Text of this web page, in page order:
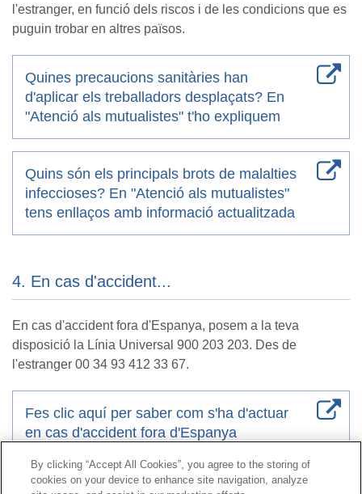
l'estranger, en funció dels riscos i de les condicions que es
puguin trobar en altres països.
Quines precaucions sanitàries han
d'aplicar els treballadors desplaçats? En
"Atenció als mutualistes" t'ho expliquem
Quins són els principals brots de malalties
infeccioses? En "Atenció als mutualistes"
tens enllaços amb informació actualitzada
4. En cas d'accident...
En cas d'accident fora d'Espanya, posem a la teva
disposició la Línia Universal 900 203 203. Des de
l'estranger 00 34 93 412 33 67.
Fes clic aquí per saber com s'ha d'actuar
en cas d'accident fora d'Espanya
Contacte |Perfil del contractant|Reclamacions
By clicking “Accept All Cookies”, you agree to the storing of
cookies on your device to enhance site navigation, analyze